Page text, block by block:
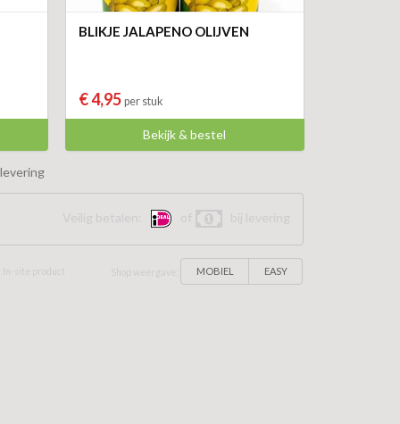
BLIKJE JALAPENO OLIJVEN
€ 4,95 per stuk
Bekijk & bestel
Veilig betalen: of bij levering
In-site product Shop weergave: MOBIEL EASY